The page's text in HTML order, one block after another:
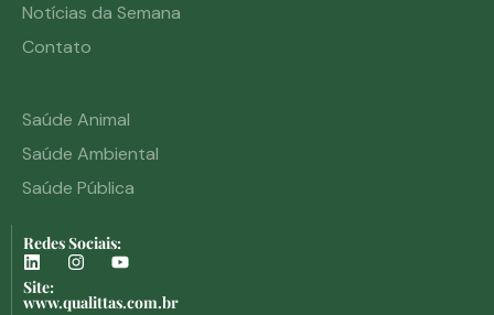
Notícias da Semana
Contato
Saúde Animal
Saúde Ambiental
Saúde Pública
Redes Sociais:
Site:
www.qualittas.com.br